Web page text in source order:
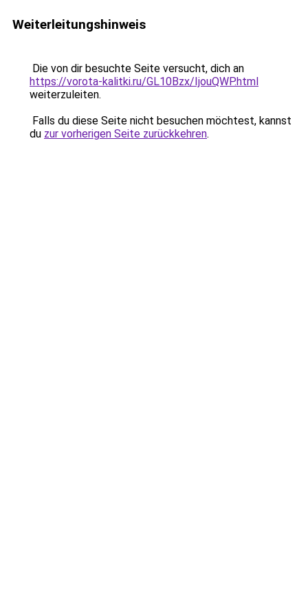
Weiterleitungshinweis
Die von dir besuchte Seite versucht, dich an
https://vorota-kalitki.ru/GL10Bzx/IjouQWP.html
weiterzuleiten.
Falls du diese Seite nicht besuchen möchtest, kannst
du zur vorherigen Seite zurückkehren.